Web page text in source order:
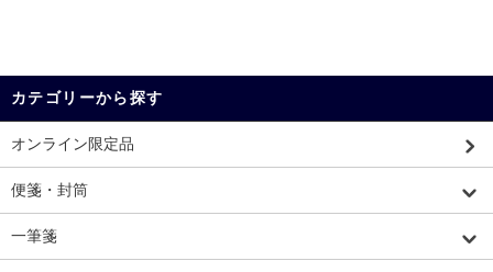
カテゴリーから探す
オンライン限定品
便箋・封筒
一筆箋